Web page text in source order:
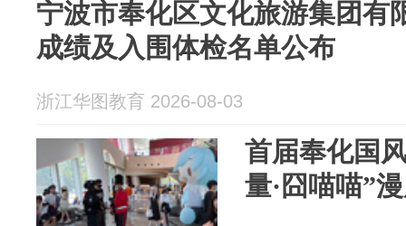
宁波市奉化区文化旅游集团有
成绩及入围体检名单公布
浙江华图教育 2026-08-03
首届奉化国
量·囧喵喵”